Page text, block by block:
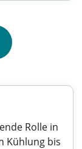
Rolle in
Kühlung bis